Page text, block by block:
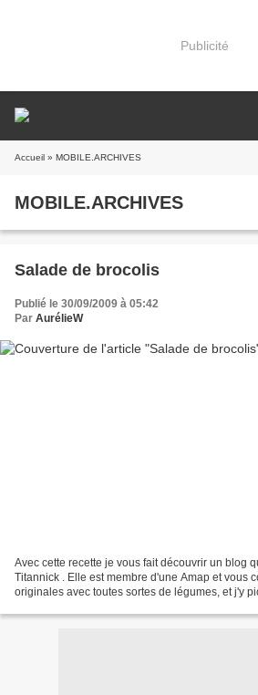
Publicité
Accueil » MOBILE.ARCHIVES
MOBILE.ARCHIVES
Salade de brocolis
Publié le 30/09/2009 à 05:42
Par AurélieW
Avec cette recette je vous fait découvrir un blog
Titannick . Elle est membre d'une Amap et vous
originales avec toutes sortes de légumes, et j'y